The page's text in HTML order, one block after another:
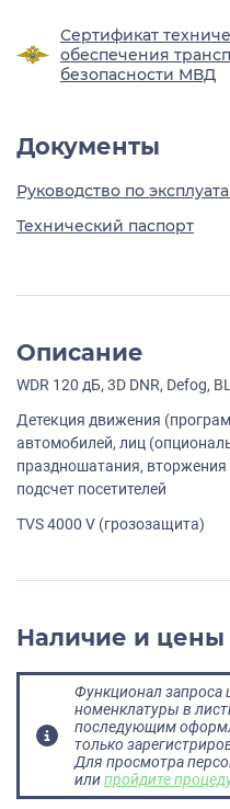
Сертификат
обеспечения
безопасности МВД
Документы
Руководство по
Технический паспорт
Описание
WDR 120 дБ, 3D DNR, Defog,
Детекция движения
автомобилей, лиц
праздношатания, вторжения
подсчет посетителей
TVS 4000 V (грозозащита)
Наличие и цены
Функционал запроса
номенклатуры в
последующим
только
Для просмотра
илипройдите